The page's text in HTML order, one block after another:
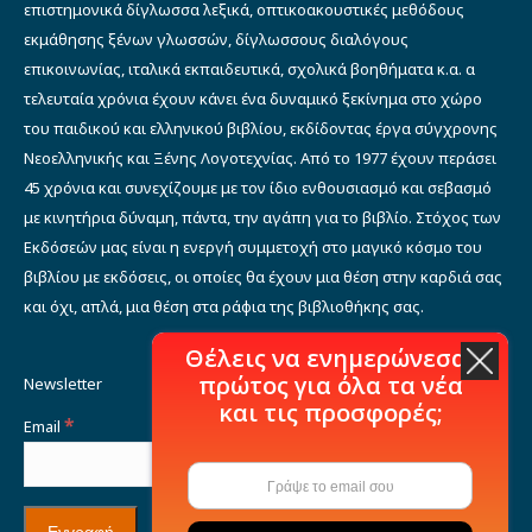
επιστημονικά δίγλωσσα λεξικά, οπτικοακουστικές μεθόδους
εκμάθησης ξένων γλωσσών, δίγλωσσους διαλόγους
επικοινωνίας, ιταλικά εκπαιδευτικά, σχολικά βοηθήματα κ.α. α
τελευταία χρόνια έχουν κάνει ένα δυναμικό ξεκίνημα στο χώρο
του παιδικού και ελληνικού βιβλίου, εκδίδοντας έργα σύγχρονης
Νεοελληνικής και Ξένης Λογοτεχνίας. Από το 1977 έχουν περάσει
45 χρόνια και συνεχίζουμε με τον ίδιο ενθουσιασμό και σεβασμό
με κινητήρια δύναμη, πάντα, την αγάπη για το βιβλίο. Στόχος των
Εκδόσεών μας είναι η ενεργή συμμετοχή στο μαγικό κόσμο του
βιβλίου με εκδόσεις, οι οποίες θα έχουν μια θέση στην καρδιά σας
και όχι, απλά, μια θέση στα ράφια της βιβλιοθήκης σας.
Newsletter
Email *
Θέλεις να ενημερώνεσαι
πρώτος για όλα τα νέα
και τις προσφορές;